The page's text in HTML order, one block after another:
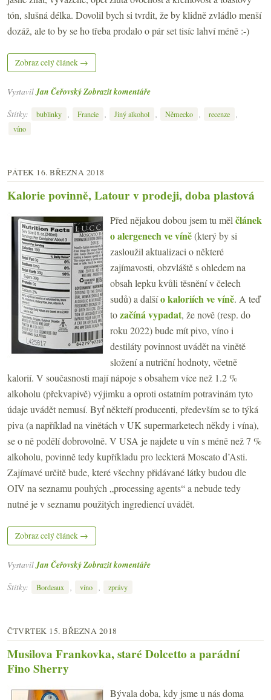
tón, slušná délka. Dovolil bych si tvrdit, že by klidně zvládlo menší
dozáž, ale to by se ho třeba prodalo o pár set tisíc lahví méně :-)
Zobraz celý článek →
VystavilJan ČeřovskýZobrazit komentáře
Štítky:
bublinky , Francie , Jiný alkohol , Německo , recenze ,
víno
PÁTEK 16. BŘEZNA 2018
Kalorie povinně, Latour v prodeji, doba plastová
Před nějakou dobou jsem tu měl článek
o alergenech ve víně(který by si
zasloužil aktualizaci o některé
zajímavosti, obzvláště s ohledem na
obsah lepku kvůli těsnění v čelech
sudů) a dalšío kaloriích ve víně. A teď
tozačíná vypadat, že nově (resp. do
roku 2022) bude mít pivo, víno i
destiláty povinnost uvádět na vinětě
složení a nutriční hodnoty, včetně
kalorií. V současnosti mají nápoje s obsahem více než 1.2 %
alkoholu (překvapivě) výjimku a oproti ostatním potravinám tyto
údaje uvádět nemusí. Byť někteří producenti, především se to týká
piva (a například na vinětách v UK supermarketech někdy i vína),
se o ně podělí dobrovolně. V USA je najdete u vín s méně než 7 %
alkoholu, povinně tedy kupříkladu pro leckterá Moscato d’Asti.
Zajímavé určitě bude, které všechny přidávané látky budou dle
OIV na seznamu pouhých „processing agents“ a nebude tedy
nutné je v seznamu použitých ingrediencí uvádět.
Zobraz celý článek →
VystavilJan ČeřovskýZobrazit komentáře
Štítky:
Bordeaux víno zprávy
ČTVRTEK 15. BŘEZNA 2018
Musilova Frankovka, staré Dolcetto a parádní
Fino Sherry
Bývala doba, kdy jsme u nás doma